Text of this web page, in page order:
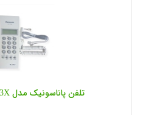
تلفن پاناسونیک مدل Panasonic KX-T7703X